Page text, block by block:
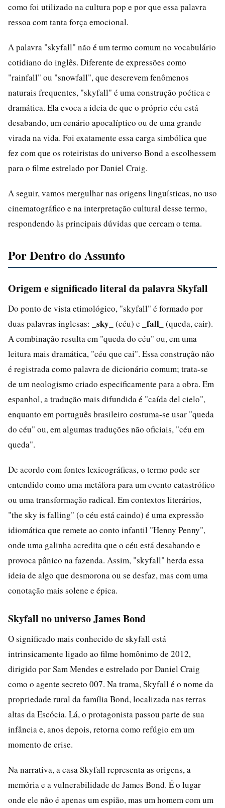
como foi utilizado na cultura pop e por que essa palavra
ressoa com tanta força emocional.
A palavra "skyfall" não é um termo comum no vocabulário
cotidiano do inglês. Diferente de expressões como
"rainfall" ou "snowfall", que descrevem fenômenos
naturais frequentes, "skyfall" é uma construção poética e
dramática. Ela evoca a ideia de que o próprio céu está
desabando, um cenário apocalíptico ou de uma grande
virada na vida. Foi exatamente essa carga simbólica que
fez com que os roteiristas do universo Bond a escolhessem
para o filme estrelado por Daniel Craig.
A seguir, vamos mergulhar nas origens linguísticas, no uso
cinematográfico e na interpretação cultural desse termo,
respondendo às principais dúvidas que cercam o tema.
Por Dentro do Assunto
Origem e significado literal da palavra Skyfall
Do ponto de vista etimológico, "skyfall" é formado por
duas palavras inglesas:
_sky_ (céu) e _fall_ (queda, cair).
A combinação resulta em "queda do céu" ou, em uma
leitura mais dramática, "céu que cai". Essa construção não
é registrada como palavra de dicionário comum; trata-se
de um neologismo criado especificamente para a obra. Em
espanhol, a tradução mais difundida é "caída del cielo",
enquanto em português brasileiro costuma-se usar "queda
do céu" ou, em algumas traduções não oficiais, "céu em
queda".
De acordo com fontes lexicográficas, o termo pode ser
entendido como uma metáfora para um evento catastrófico
ou uma transformação radical. Em contextos literários,
"the sky is falling" (o céu está caindo) é uma expressão
idiomática que remete ao conto infantil "Henny Penny",
onde uma galinha acredita que o céu está desabando e
provoca pânico na fazenda. Assim, "skyfall" herda essa
ideia de algo que desmorona ou se desfaz, mas com uma
conotação mais solene e épica.
Skyfall no universo James Bond
O significado mais conhecido de skyfall está
intrinsicamente ligado ao filme homônimo de 2012,
dirigido por Sam Mendes e estrelado por Daniel Craig
como o agente secreto 007. Na trama, Skyfall é o nome da
propriedade rural da família Bond, localizada nas terras
altas da Escócia. Lá, o protagonista passou parte de sua
infância e, anos depois, retorna como refúgio em um
momento de crise.
Na narrativa, a casa Skyfall representa as origens, a
memória e a vulnerabilidade de James Bond. É o lugar
onde ele não é apenas um espião, mas um homem com um